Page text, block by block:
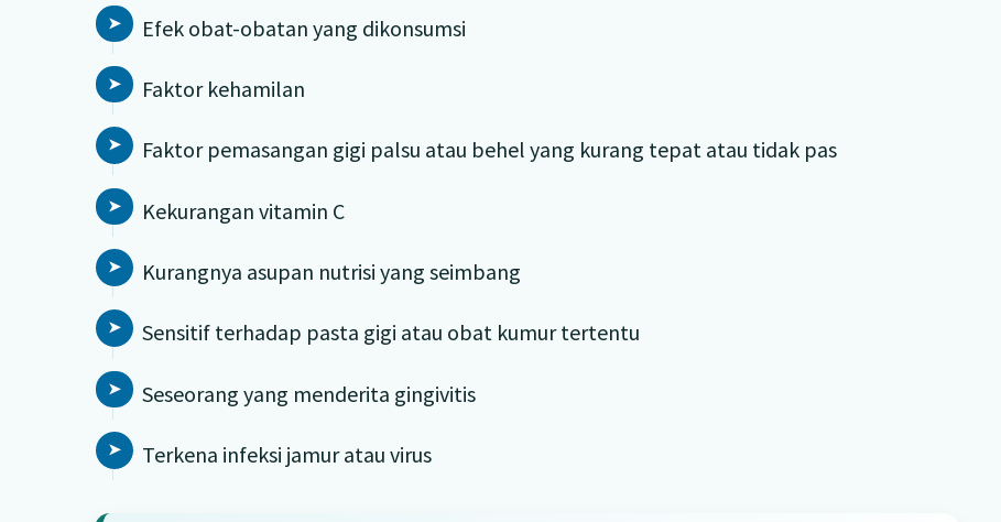
Efek obat-obatan yang dikonsumsi
Faktor kehamilan
Faktor pemasangan gigi palsu atau behel yang kurang tepat atau tidak pas
Kekurangan vitamin C
Kurangnya asupan nutrisi yang seimbang
Sensitif terhadap pasta gigi atau obat kumur tertentu
Seseorang yang menderita gingivitis
Terkena infeksi jamur atau virus